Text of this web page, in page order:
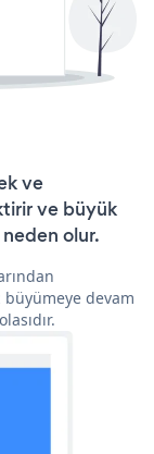
ve
ve büyük
neden olur.
devam